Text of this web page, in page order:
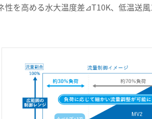
性を高める水大温度差⊿T10K、低温送